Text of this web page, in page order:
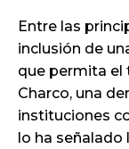
Entre las
inclusión de
que permita el
Charco, una
instituciones
lo ha